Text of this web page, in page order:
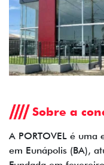
Sobre a
A PORTOVEL é
em Eunápolis (BA),